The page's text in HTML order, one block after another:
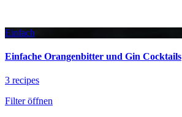
Einfach
Einfache Orangenbitter und Gin Cocktails
3 recipes
Filter öffnen